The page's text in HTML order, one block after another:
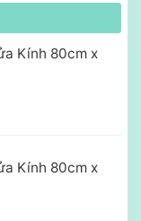
Kính 80cm x
Kính 80cm x